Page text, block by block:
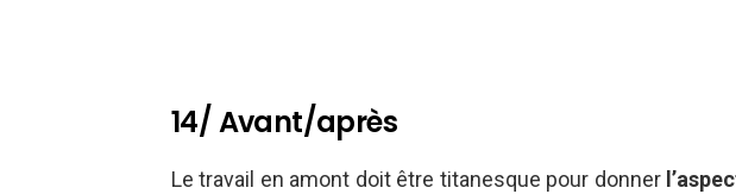
14/ Avant/après
Le travail en amont doit être titanesque pour donner